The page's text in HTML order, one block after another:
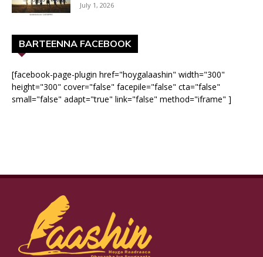
July 1, 2026
BARTEENNA FACEBOOK
[facebook-page-plugin href="hoygalaashin" width="300"
height="300" cover="false" facepile="false" cta="false"
small="false" adapt="true" link="false" method="iframe" ]